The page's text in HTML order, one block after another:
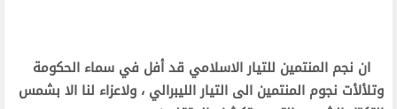
ان نجم المنتمين للتيار الاسلامي قد أفل في سماء الحكومة
وتلألأت نجوم المنتمين الى التيار الليبرالي ، ولاعزاء لنا الا بشمس